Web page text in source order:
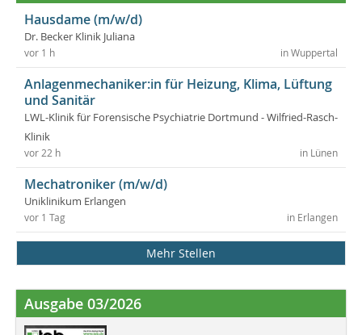
Hausdame (m/w/d)
Dr. Becker Klinik Juliana
in Wuppertal
vor 1 h
Anlagenmechaniker:in für Heizung, Klima, Lüftung
und Sanitär
LWL-Klinik für Forensische Psychiatrie Dortmund - Wilfried-Rasch-
Klinik
in Lünen
vor 22 h
Mechatroniker (m/w/d)
Uniklinikum Erlangen
in Erlangen
vor 1 Tag
Mehr Stellen
Ausgabe 03/2026